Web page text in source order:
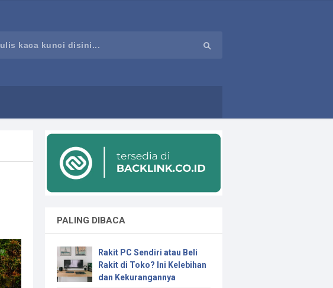
PALING DIBACA
Rakit PC Sendiri atau Beli
Rakit di Toko? Ini Kelebihan
dan Kekurangannya